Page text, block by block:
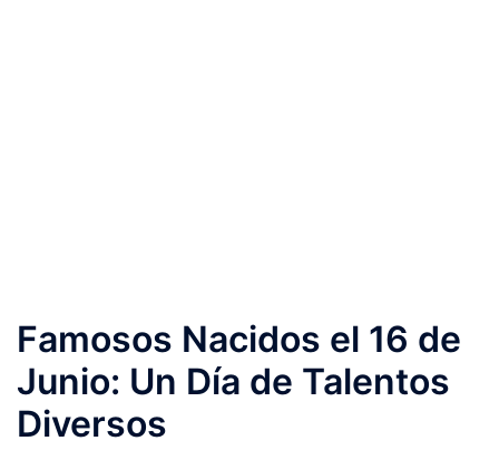
Famosos Nacidos el 16 de
Junio: Un Día de Talentos
Diversos